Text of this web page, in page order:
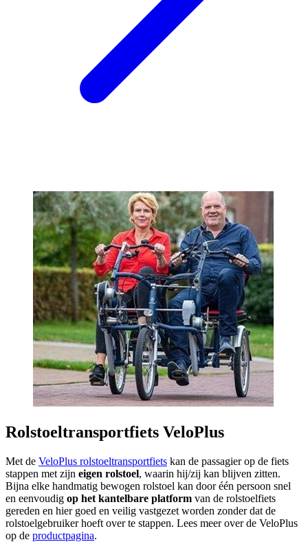
Rolstoeltransportfiets VeloPlus
Met de VeloPlus rolstoeltransportfiets kan de passagier op de fiets
stappen met zijn eigen rolstoel, waarin hij/zij kan blijven zitten.
Bijna elke handmatig bewogen rolstoel kan door één persoon snel
en eenvoudig op het kantelbare platform van de rolstoelfiets
gereden en hier goed en veilig vastgezet worden zonder dat de
rolstoelgebruiker hoeft over te stappen. Lees meer over de VeloPlus
op de productpagina.